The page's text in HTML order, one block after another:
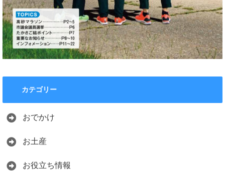
カテゴリー
おでかけ
お土産
お役立ち情報